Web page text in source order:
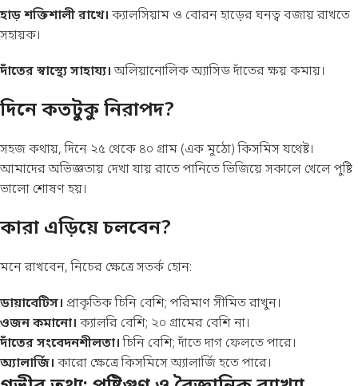
হাড় শক্তিশালী রাখে। ক্যালসিয়াম ও বোরন হাড়ের ঘনত্ব বজায় রাখতে
সহায়ক।
দাঁতের স্বাস্থ্যে সাহায্য।অলিয়ানোলিক অ্যাসিড দাঁতের ক্ষয় কমায়।
দিনে কতটুকু নিরাপদ?
সহজ কথায়, দিনে ২৫ থেকে ৪০ গ্রাম (এক মুঠো) কিসমিস যথেষ্ট।
আমাদের অভিজ্ঞতায় দেখা যায় রাতে পানিতে ভিজিয়ে সকালে খেলে পুষ্টি
ভালো শোষণ হয়।
কারা এড়িয়ে চলবেন?
মনে রাখবেন, নিচের ক্ষেত্রে সতর্ক হোন:
ডায়াবেটিস। প্রাকৃতিক চিনি বেশি; পরিমাণ সীমিত রাখুন।
ওজন কমানো। ক্যালরি বেশি; ২০ গ্রামের বেশি না।
দাঁতের সংবেদনশীলতা।চিনি বেশি; দাঁতে দাগ ফেলতে পারে।
অ্যালার্জি। কারো ক্ষেত্রে কিসমিসে অ্যালার্জি হতে পারে।